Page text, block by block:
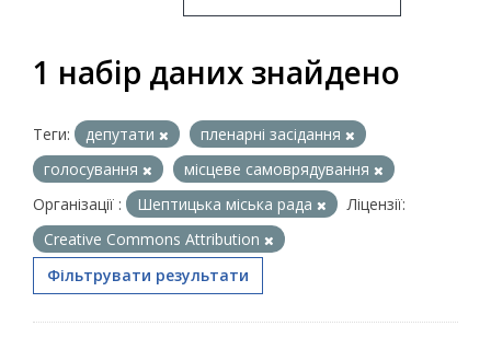
1 набір даних знайдено
Теги: депутати
пленарні засідання
голосування
місцеве самоврядування
Організації :
Шептицька міська рада
Ліцензії:
Creative Commons Attribution
Фільтрувати результати